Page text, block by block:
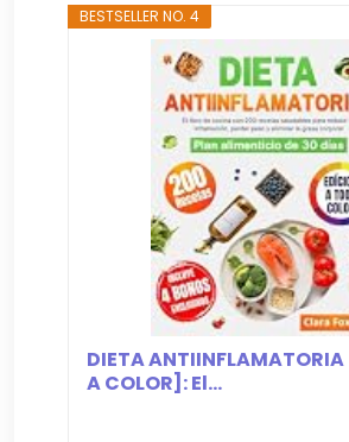
BESTSELLER NO. 4
DIETA
A COLOR]: El...